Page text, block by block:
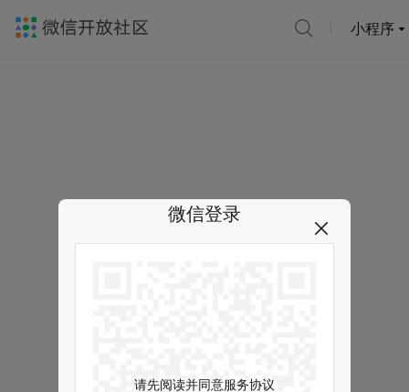
小程序
微信登录
请先阅读并同意服务协议